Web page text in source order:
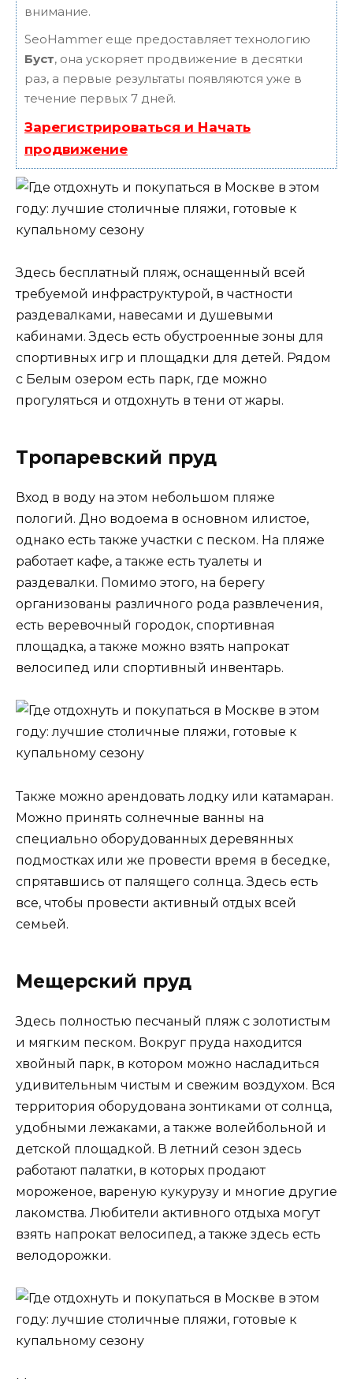
внимание.
SeoHammer еще предоставляет технологию
Буст, она ускоряет продвижение в десятки
раз, а первые результаты появляются уже в
течение первых 7 дней.
Зарегистрироваться и Начать
продвижение
Здесь бесплатный пляж, оснащенный всей
требуемой инфраструктурой, в частности
раздевалками, навесами и душевыми
кабинами. Здесь есть обустроенные зоны для
спортивных игр и площадки для детей. Рядом
с Белым озером есть парк, где можно
прогуляться и отдохнуть в тени от жары.
Тропаревский пруд
Вход в воду на этом небольшом пляже
пологий. Дно водоема в основном илистое,
однако есть также участки с песком. На пляже
работает кафе, а также есть туалеты и
раздевалки. Помимо этого, на берегу
организованы различного рода развлечения,
есть веревочный городок, спортивная
площадка, а также можно взять напрокат
велосипед или спортивный инвентарь.
Также можно арендовать лодку или катамаран.
Можно принять солнечные ванны на
специально оборудованных деревянных
подмостках или же провести время в беседке,
спрятавшись от палящего солнца. Здесь есть
все, чтобы провести активный отдых всей
семьей.
Мещерский пруд
Здесь полностью песчаный пляж с золотистым
и мягким песком. Вокруг пруда находится
хвойный парк, в котором можно насладиться
удивительным чистым и свежим воздухом. Вся
территория оборудована зонтиками от солнца,
удобными лежаками, а также волейбольной и
детской площадкой. В летний сезон здесь
работают палатки, в которых продают
мороженое, вареную кукурузу и многие другие
лакомства. Любители активного отдыха могут
взять напрокат велосипед, а также здесь есть
велодорожки.